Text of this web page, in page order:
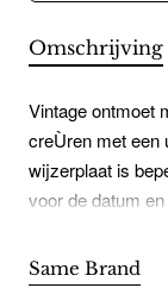
Omschrijving
Vintage ontmoet
creÙren met een
wijzerplaat is
voor de datum
blikvanger aan
Same Brand